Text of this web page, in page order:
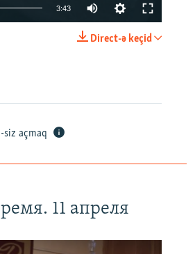
3:43
Direct-ə keçid
siz açmaq
11 апреля